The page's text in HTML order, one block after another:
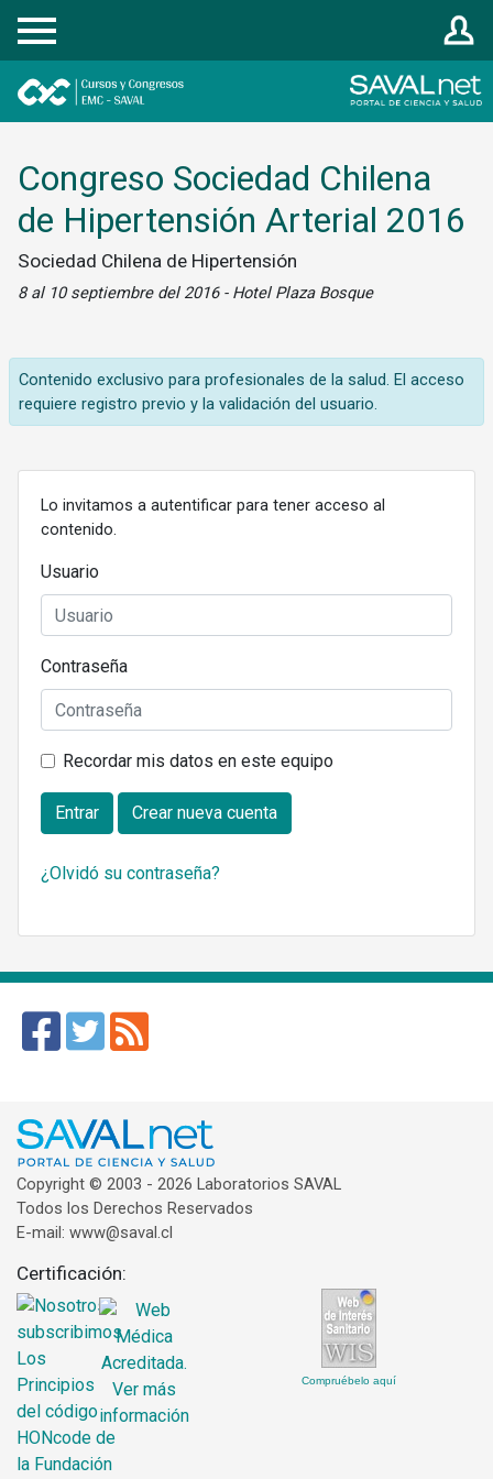
Registrarse
Congreso Sociedad Chilena
de Hipertensión Arterial 2016
Sociedad Chilena de Hipertensión
8 al 10 septiembre del 2016 - Hotel Plaza Bosque
Contenido exclusivo para profesionales de la salud. El acceso
requiere registro previo y la validación del usuario.
Lo invitamos a autentificar para tener acceso al
contenido.
Usuario
Contraseña
Recordar mis datos en este equipo
Entrar Crear nueva cuenta
¿Olvidó su contraseña?
Copyright © 2003 - 2026 Laboratorios SAVAL
Todos los Derechos Reservados
E-mail: www@saval.cl
Certificación:
Compruébelo aquí